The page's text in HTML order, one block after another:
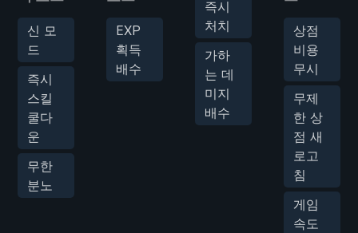
신 모
드
즉시
스킬
쿨다
운
무한
분노
EXP
획득
배수
즉시
처치
가하
는 데
미지
배수
상점
비용
무시
무제
한 상
점 새
로고
침
게임
속도